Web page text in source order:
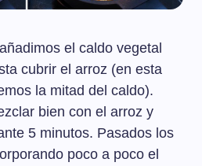
el caldo vegetal
cubrir el arroz (en esta
la mitad del caldo).
bien con el arroz y
5 minutos. Pasados los
poco a poco el